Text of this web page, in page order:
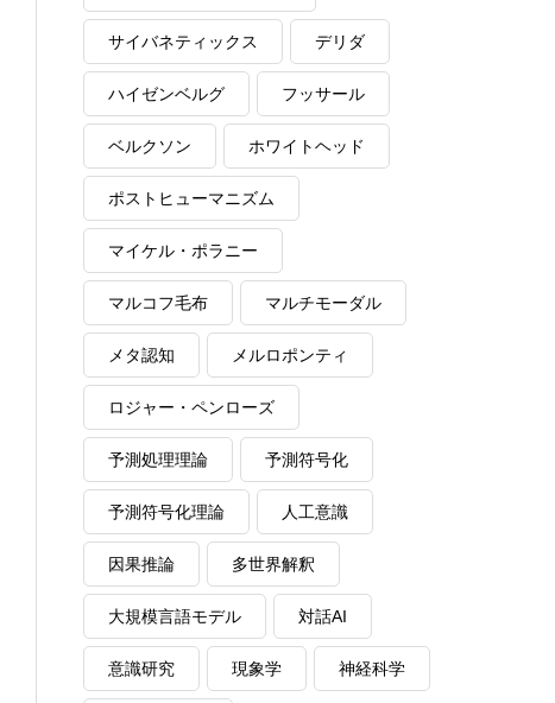
サイバネティックス デリダ
ハイゼンベルグ フッサール
ベルクソン ホワイトヘッド
ポストヒューマニズム
マイケル・ポラニー
マルコフ毛布 マルチモーダル
メタ認知 メルロポンティ
ロジャー・ペンローズ
予測処理理論 予測符号化
予測符号化理論 人工意識
因果推論 多世界解釈
大規模言語モデル 対話AI
意識研究 現象学 神経科学